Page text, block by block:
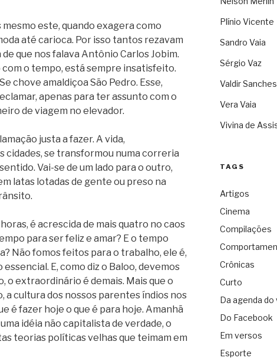
mesmo este, quando exagera como
até carioca. Por isso tantos rezavam
que nos falava Antônio Carlos Jobim.
o tempo, está sempre insatisfeito.
chove amaldiçoa São Pedro. Esse,
apenas para ter assunto com o
de viagem no elevador.
justa a fazer. A vida,
cidades, se transformou numa correria
Vai-se de um lado para o outro,
latas lotadas de gente ou preso na
é acrescida de mais quatro no caos
para ser feliz e amar? E o tempo
Não fomos feitos para o trabalho, ele é,
E, como diz o Baloo, devemos
o extraordinário é demais. Mais que o
a cultura dos nossos parentes índios nos
é fazer hoje o que é para hoje. Amanhã
idéia não capitalista de verdade, o
teorias políticas velhas que teimam em
Plínio Vicente
Sandro Vaia
Sérgio Vaz
Valdir Sanches
Vera Vaia
Vivina de
TAGS
Artigos
Cinema
Compilações
Crônicas
Curto
Da agenda do
Do Facebook
Em versos
Esporte